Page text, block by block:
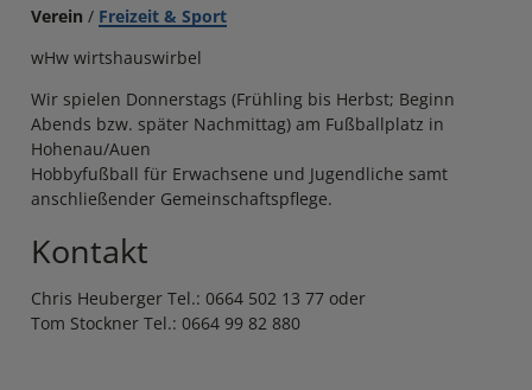
Verein / Freizeit & Sport
wHw wirtshauswirbel
Wir spielen Donnerstags (Frühling bis Herbst; Beginn
Abends bzw. später Nachmittag) am Fußballplatz in
Hohenau/Auen
Hobbyfußball für Erwachsene und Jugendliche samt
anschließender Gemeinschaftspflege.
Kontakt
Chris Heuberger Tel.: 0664 502 13 77 oder
Tom Stockner Tel.: 0664 99 82 880